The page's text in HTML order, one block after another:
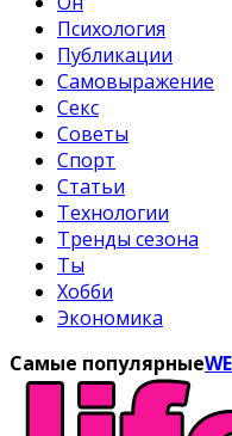
Психология
Публикации
Самовыражение
Секс
Советы
Спорт
Статьи
Технологии
Тренды сезона
Ты
Хобби
Экономика
Самые популярные